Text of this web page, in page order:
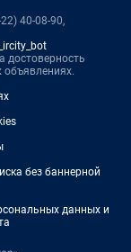
40-08-90,
достоверность
без баннерной
данных и